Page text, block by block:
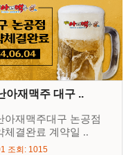
아재맥주 대구 ..
아재맥주대구 논공점
체결완료 계약일 ..
조회: 1015